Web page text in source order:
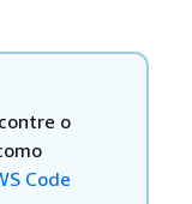
o
Code